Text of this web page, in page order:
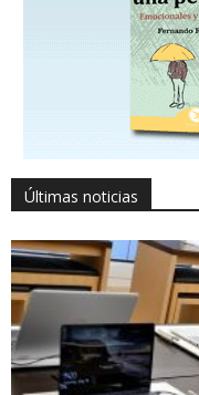
Últimas noticias